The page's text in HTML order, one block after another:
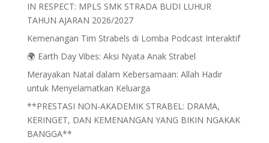
IN RESPECT: MPLS SMK STRADA BUDI LUHUR
TAHUN AJARAN 2026/2027
Kemenangan Tim Strabels di Lomba Podcast Interaktif
🌍 Earth Day Vibes: Aksi Nyata Anak Strabel
Merayakan Natal dalam Kebersamaan: Allah Hadir
untuk Menyelamatkan Keluarga
**PRESTASI NON-AKADEMIK STRABEL: DRAMA,
KERINGET, DAN KEMENANGAN YANG BIKIN NGAKAK
BANGGA**